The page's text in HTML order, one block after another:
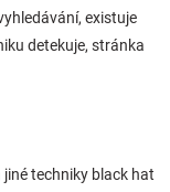
existuje
detekuje, stránka
techniky black hat